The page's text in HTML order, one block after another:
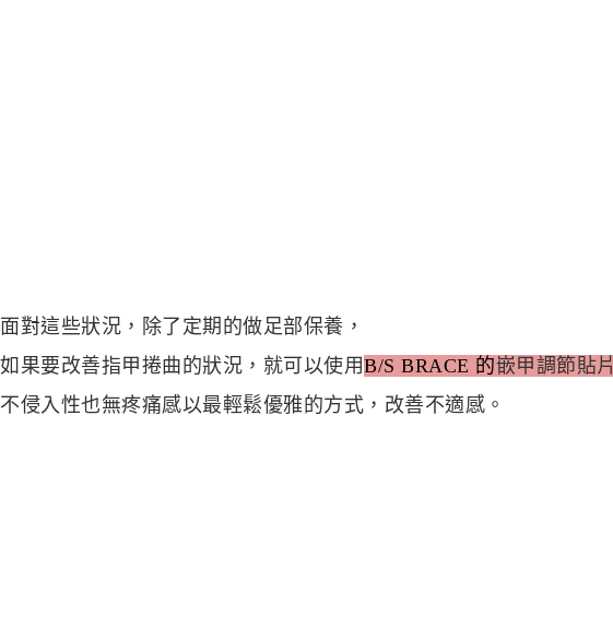
面對這些狀況，除了定期的做足部保養，
如果要改善指甲捲曲的狀況， 就可以使用B/S BRACE 的嵌甲調節貼片
不侵入性也無疼痛感以最輕鬆優雅的方式，改善不適感。